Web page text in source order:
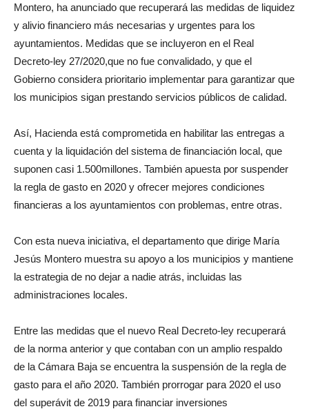
Montero, ha anunciado que recuperará las medidas de liquidez
y alivio financiero más necesarias y urgentes para los
ayuntamientos. Medidas que se incluyeron en el Real
Decreto-ley 27/2020,que no fue convalidado, y que el
Gobierno considera prioritario implementar para garantizar que
los municipios sigan prestando servicios públicos de calidad.
Así, Hacienda está comprometida en habilitar las entregas a
cuenta y la liquidación del sistema de financiación local, que
suponen casi 1.500millones. También apuesta por suspender
la regla de gasto en 2020 y ofrecer mejores condiciones
financieras a los ayuntamientos con problemas, entre otras.
Con esta nueva iniciativa, el departamento que dirige María
Jesús Montero muestra su apoyo a los municipios y mantiene
la estrategia de no dejar a nadie atrás, incluidas las
administraciones locales.
Entre las medidas que el nuevo Real Decreto-ley recuperará
de la norma anterior y que contaban con un amplio respaldo
de la Cámara Baja se encuentra la suspensión de la regla de
gasto para el año 2020. También prorrogar para 2020 el uso
del superávit de 2019 para financiar inversiones